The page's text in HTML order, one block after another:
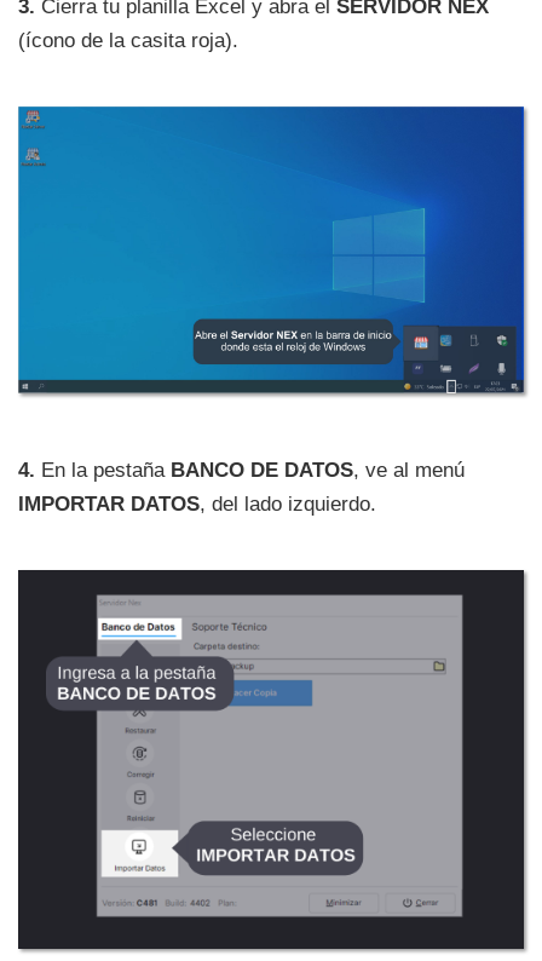
3. Cierra tu planilla Excel y abra el SERVIDOR NEX
(ícono de la casita roja).
4. En la pestaña BANCO DE DATOS, ve al menú
IMPORTAR DATOS, del lado izquierdo.